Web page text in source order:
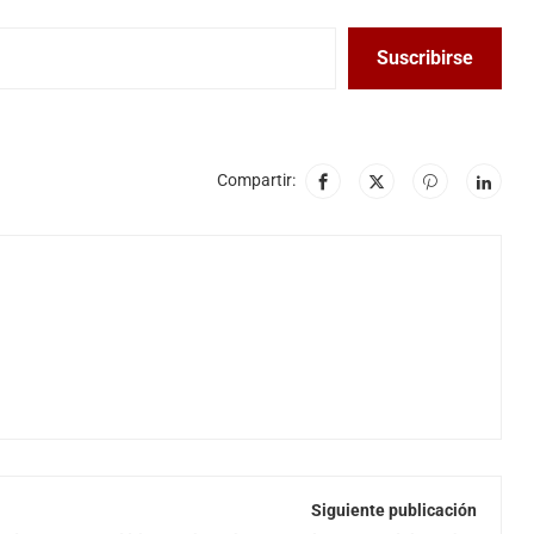
Suscribirse
Compartir:
Siguiente publicación